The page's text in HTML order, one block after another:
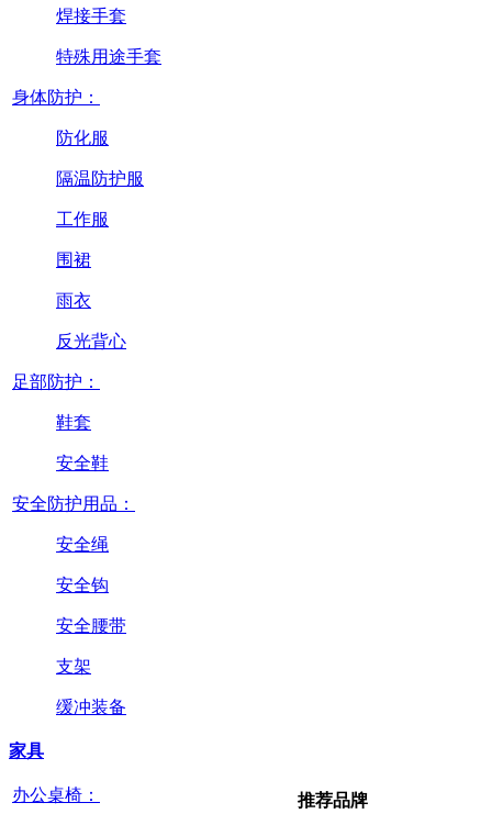
焊接手套
特殊用途手套
身体防护：
防化服
隔温防护服
工作服
围裙
雨衣
反光背心
足部防护：
鞋套
安全鞋
安全防护用品：
安全绳
安全钩
安全腰带
支架
缓冲装备
家具
办公桌椅： 推荐品牌